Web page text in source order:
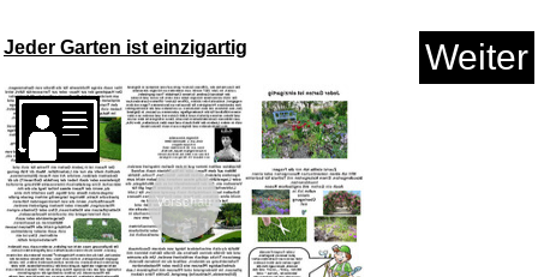
Psychos in Love...
Jeder Garten ist einzigartig Weiter
Vorschau